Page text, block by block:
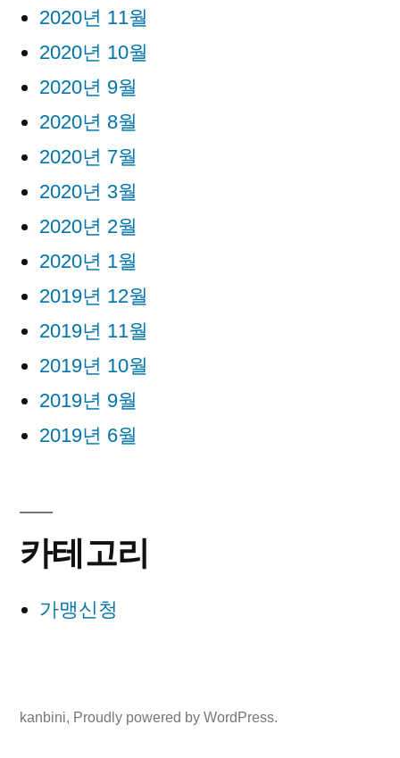
2020년 11월
2020년 10월
2020년 9월
2020년 8월
2020년 7월
2020년 3월
2020년 2월
2020년 1월
2019년 12월
2019년 11월
2019년 10월
2019년 9월
2019년 6월
카테고리
가맹신청
kanbini, Proudly powered by WordPress.